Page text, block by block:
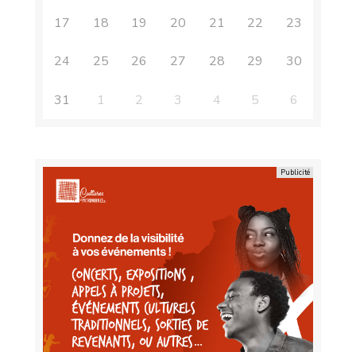
17 18 19 20 21 22 23
24 25 26 27 28 29 30
31 1 2 3 4 5 6